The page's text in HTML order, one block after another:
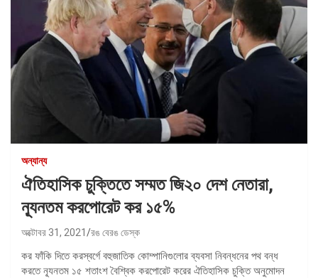
অন্যান্য
ঐতিহাসিক চুক্তিতে সম্মত জি২০ দেশ নেতারা,
ন্যূনতম করপোরেট কর ১৫%
অক্টোবর 31, 2021 রঙ বেরঙ ডেস্ক
কর ফাঁকি দিতে করস্বর্গে বহুজাতিক কোম্পানিগুলোর ব্যবসা নিবন্ধনের পথ বন্ধ
করতে ন্যূনতম ১৫ শতাংশ বৈশ্বিক করপোরেট করের ঐতিহাসিক চুক্তি অনুমোদন